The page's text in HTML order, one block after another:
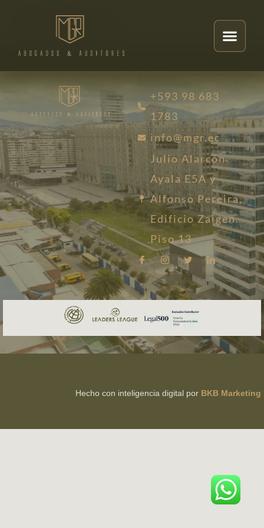
Checkout
+593 98 683
1783
info@mgr.ec
Julio Alarcón
Ayala E5A y
Alfonso Pereira,
Edificio Zaigen.
Piso 13
Hecho con inteligencia digital por BKB Marketing